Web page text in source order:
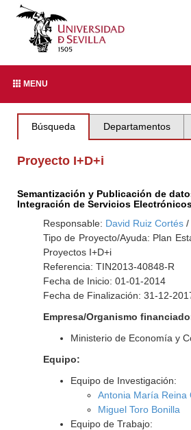
MENU
Búsqueda Departamentos
Proyecto I+D+i
Semantización y Publicación de
Integración de Servicios
Responsable: David Ruiz Cortés/
Tipo de Proyecto/Ayuda: Plan
Proyectos I+D+i
Referencia: TIN2013-40848-R
Fecha de Inicio: 01-01-2014
Fecha de Finalización: 31-12-
Empresa/Organismo
Ministerio de Economía y
Equipo:
Equipo de Investigación:
Antonia María Reina
Miguel Toro Bonilla
Equipo de Trabajo: